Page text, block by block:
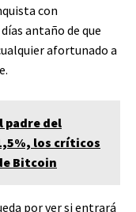
con
antaño de que
afortunado a
padre del
los críticos
Bitcoin
por ver si entrará